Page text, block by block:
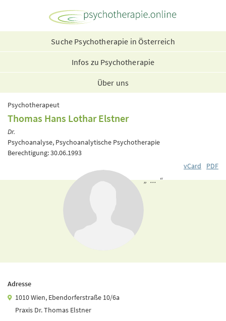
Suche Psychotherapie in Österreich
Infos zu Psychotherapie
Über uns
Psychotherapeut
Thomas Hans Lothar Elstner
Dr.
Psychoanalyse, Psychoanalytische Psychotherapie
Berechtigung: 30.06.1993
vCard
PDF
„ ... “
Adresse
1010 Wien, Ebendorferstraße 10/6a
Praxis Dr. Thomas Elstner